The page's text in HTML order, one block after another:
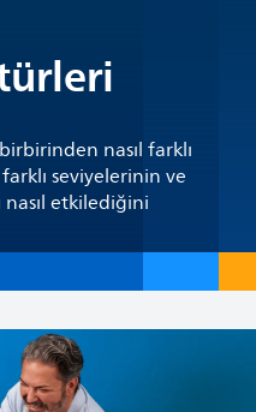
nasıl farklı
seviyelerinin ve
nasıl etkilediğini